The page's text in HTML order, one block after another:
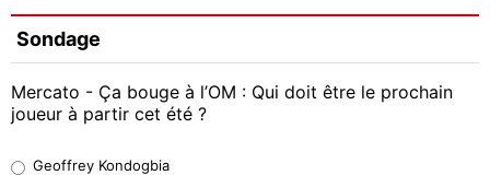
Sondage
Mercato - Ça bouge à l’OM : Qui doit être le prochain
joueur à partir cet été ?
Geoffrey Kondogbia